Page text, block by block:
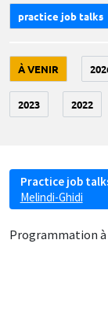
practice job talks
À VENIR
2023 2022
Practice job
Melindi-Ghidi
Programmation